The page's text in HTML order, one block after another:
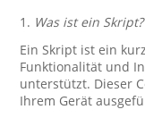
1. Was ist ein Skript?
Ein Skript ist ein
Funktionalität und
unterstützt. Dieser
Ihrem Gerät